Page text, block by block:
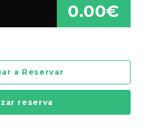
0.00€
a Reservar
reserva